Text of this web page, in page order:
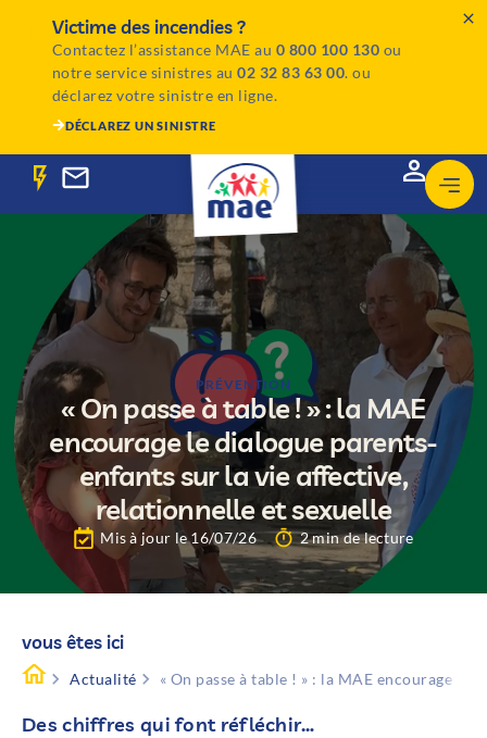
Victime des incendies ?
Contactez l’assistance MAE au 0 800 100 130 ou
notre service sinistres au02 32 83 63 00. ou
déclarez votre sinistre en ligne.
DÉCLAREZ UN SINISTRE
PRÉVENTION
« On passe à table ! » : la MAE
encourage le dialogue parents-
enfants sur la vie affective,
relationnelle et sexuelle
Mis à jour le 16/07/26 2 min de lecture
vous êtes ici
Actualité « On passe à table ! » : la MAE encourage
Des chiffres qui font réfléchir…